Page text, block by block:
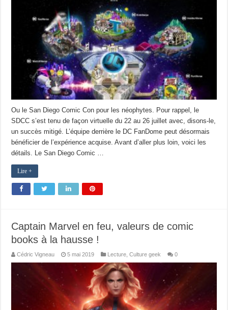
Ou le San Diego Comic Con pour les néophytes. Pour rappel, le
SDCC s’est tenu de façon virtuelle du 22 au 26 juillet avec, disons-le,
un succès mitigé. L’équipe derrière le DC FanDome peut désormais
bénéficier de l’expérience acquise. Avant d’aller plus loin, voici les
détails. Le San Diego Comic …
Lire +
Captain Marvel en feu, valeurs de comic
books à la hausse !
Cédric Vigneau 5 mai 2019 Lecture ,Culture geek 0